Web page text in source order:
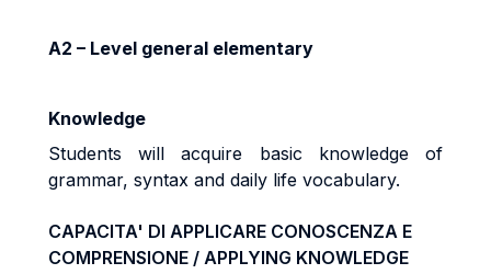
A2 – Level general elementary
Knowledge
Students will acquire basic knowledge of
grammar, syntax and daily life vocabulary.
CAPACITA' DI APPLICARE CONOSCENZA E
COMPRENSIONE / APPLYING KNOWLEDGE